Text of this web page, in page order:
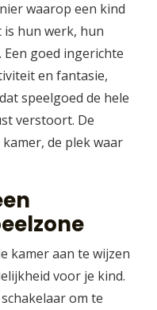
waarop een kind
hun werk, hun
goed ingerichte
en fantasie,
speelgoed de hele
verstoort. De
de plek waar
kamer aan te wijzen
voor je kind.
om te